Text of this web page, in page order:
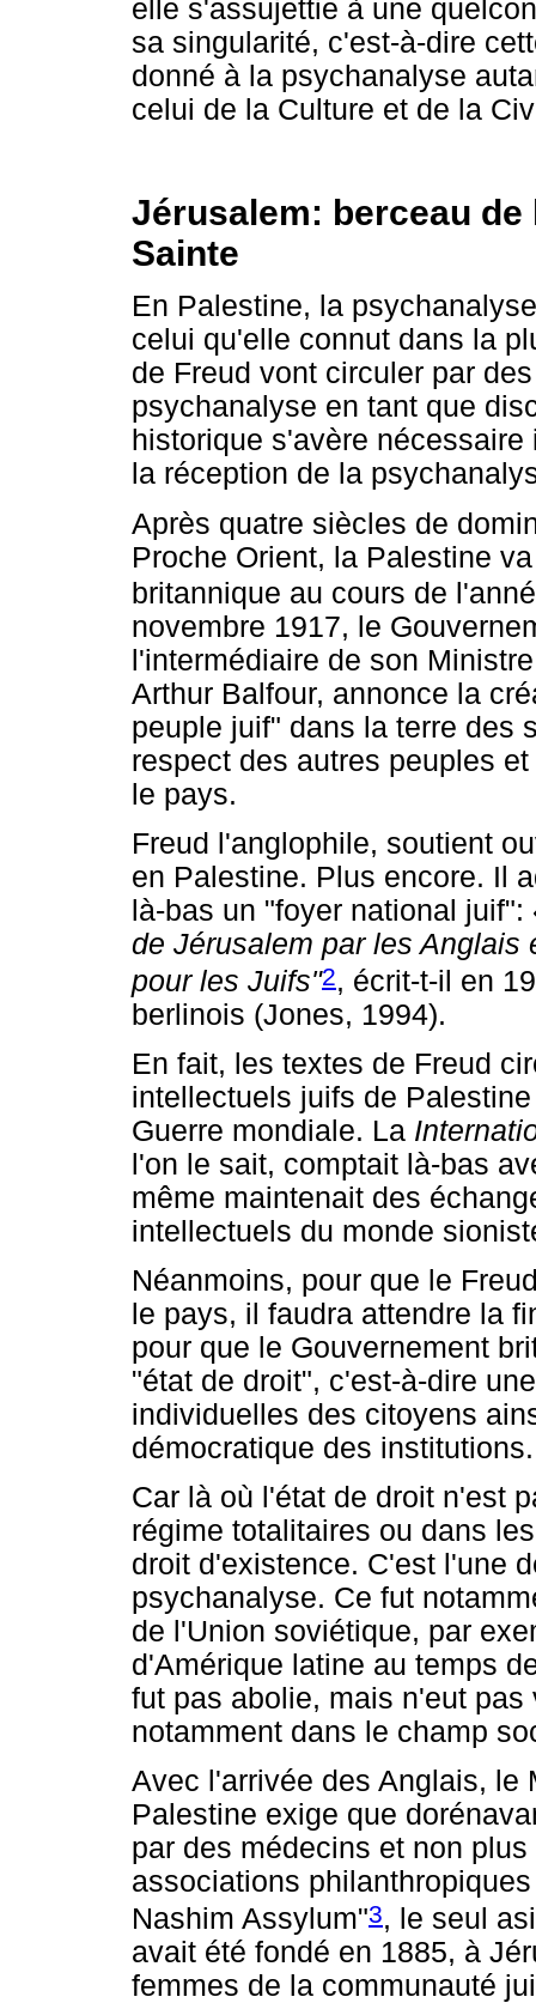
elle s'assujettie à une
sa singularité, c'est-à-dire
donné à la psychanalyse
celui de la Culture et de la
Jérusalem: berceau
Sainte
En Palestine, la
celui qu'elle connut dans la
de Freud vont circuler par
psychanalyse en tant que
historique s'avère
la réception de la
Après quatre siècles de
Proche Orient, la Palestine
britannique au cours de
novembre 1917, le
l'intermédiaire de son
Arthur Balfour, annonce la
peuple juif" dans la terre des
respect des autres peuples
le pays.
Freud l'anglophile, soutient
en Palestine. Plus encore. Il
là-bas un "foyer national juif":
de Jérusalem par les Anglais
pour les Juifs"2, écrit-t-il en
berlinois (Jones, 1994).
En fait, les textes de Freud
intellectuels juifs de
Guerre mondiale. La
l'on le sait, comptait là-bas
même maintenait des
intellectuels du monde
Néanmoins, pour que le
le pays, il faudra attendre la
pour que le Gouvernement
"état de droit", c'est-à-dire
individuelles des citoyens
démocratique des institutions.
Car là où l'état de droit n'est
régime totalitaires ou dans
droit d'existence. C'est l'une
psychanalyse. Ce fut
de l'Union soviétique, par
d'Amérique latine au temps
fut pas abolie, mais n'eut
notamment dans le champ
Avec l'arrivée des Anglais, le
Palestine exige que
par des médecins et non
associations
Nashim Assylum"3, le seul
avait été fondé en 1885, à
femmes de la communauté